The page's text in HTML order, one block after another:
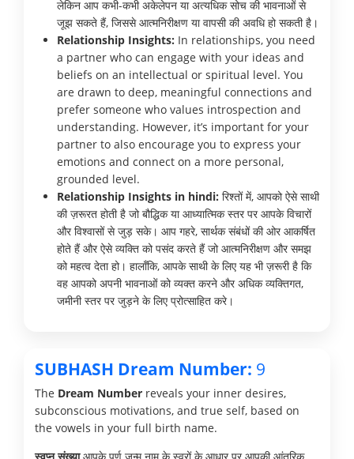
लेकिन आप कभी-कभी अकेलेपन या अत्यधिक सोच की भावनाओं से
जूझ सकते हैं, जिससे आत्मनिरीक्षण या वापसी की अवधि हो सकती है।
Relationship Insights: In relationships, you need
a partner who can engage with your ideas and
beliefs on an intellectual or spiritual level. You
are drawn to deep, meaningful connections and
prefer someone who values introspection and
understanding. However, it’s important for your
partner to also encourage you to express your
emotions and connect on a more personal,
grounded level.
Relationship Insights in hindi: रिश्तों में, आपको ऐसे साथी
की ज़रूरत होती है जो बौद्धिक या आध्यात्मिक स्तर पर आपके विचारों
और विश्वासों से जुड़ सके। आप गहरे, सार्थक संबंधों की ओर आकर्षित
होते हैं और ऐसे व्यक्ति को पसंद करते हैं जो आत्मनिरीक्षण और समझ
को महत्व देता हो। हालाँकि, आपके साथी के लिए यह भी ज़रूरी है कि
वह आपको अपनी भावनाओं को व्यक्त करने और अधिक व्यक्तिगत,
जमीनी स्तर पर जुड़ने के लिए प्रोत्साहित करे।
SUBHASH Dream Number: 9
The Dream Number reveals your inner desires,
subconscious motivations, and true self, based on
the vowels in your full birth name.